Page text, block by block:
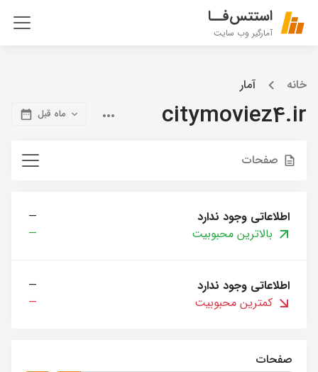
استتس‌فــا
آمارگیر وب سایت
خانه آمار
citymoviez4.ir ماه قبل
صفحات
اطلاعاتی وجود ندارد
—
بالاترین محبوبیت
—
اطلاعاتی وجود ندارد
—
کمترین محبوبیت
—
صفحات